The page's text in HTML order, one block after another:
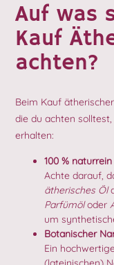
Auf was
Kauf
achten?
Beim Kauf
die du achten
erhalten:
100 % naturrein
Achte darauf,
ätherisches Öl
Parfümöloder
um
Botanischer
Ein